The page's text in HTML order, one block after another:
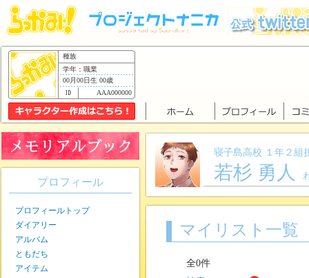
種族
学年：職業
00月00日生 00歳
AAA000000
寝子島高校 １年２組
若杉 勇人
マイリスト一覧
全0件
プロフィール
プロフィールトップ
ダイアリー
アルバム
ともだち
アイテム